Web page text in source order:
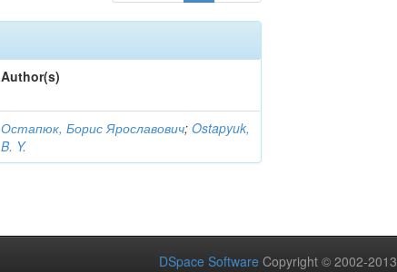
Author(s)
Остапюк, Борис Ярославович;Ostapyuk,
B. Y.
DSpace Software Copyright © 2002-2013